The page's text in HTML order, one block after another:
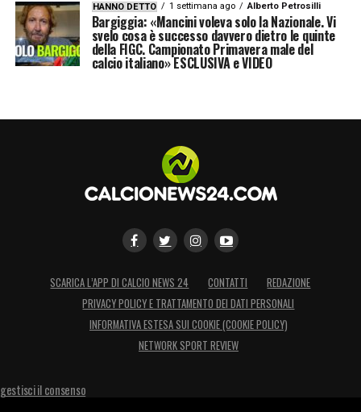
HANNO DETTO 1 settimana ago Alberto Petrosilli
Bargiggia: «Mancini voleva solo la Nazionale. Vi
svelo cosa è successo davvero dietro le quinte
della FIGC. Campionato Primavera male del
calcio italiano» ESCLUSIVA e VIDEO
SCARICA L’APP DI CALCIO NEWS 24 CONTATTI
REDAZIONE
PRIVACY POLICY E TRATTAMENTO DEI DATI PERSONALI
INFORMATIVA ESTESA SUI COOKIE (COOKIE POLICY)
NETWORK SPORT REVIEW
gestisci il consenso